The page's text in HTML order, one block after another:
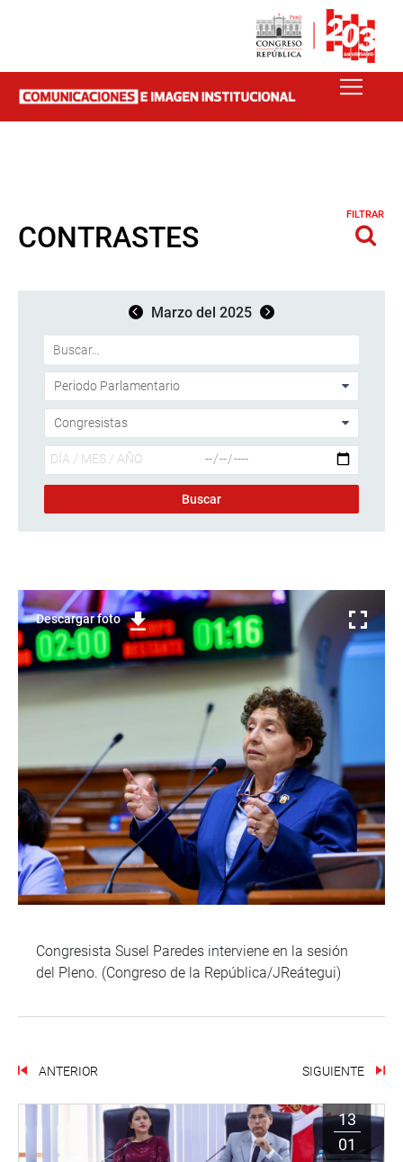
CONTRASTES
FILTRAR
Marzo del 2025
Descargar foto
Congresista Susel Paredes interviene en la sesión
del Pleno. (Congreso de la República/JReátegui)
ANTERIOR SIGUIENTE
13
01